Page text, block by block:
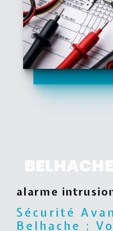
alarme
Sécurité
Belhache :